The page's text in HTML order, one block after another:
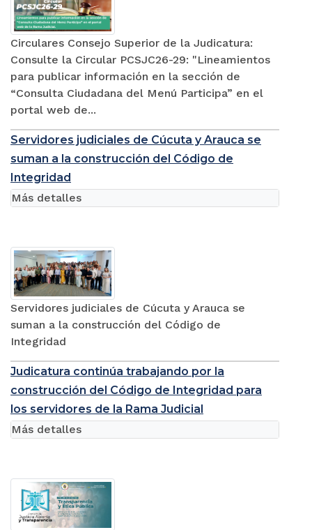
Circulares Consejo Superior de la Judicatura:
Consulte la Circular PCSJC26-29: "Lineamientos
para publicar información en la sección de
“Consulta Ciudadana del Menú Participa” en el
portal web de...
Servidores judiciales de Cúcuta y Arauca se
suman a la construcción del Código de
Integridad
Servidores judiciales de Cúcuta y Arauca se
suman a la construcción del Código de
Integridad
Más detalles
Judicatura continúa trabajando por la
construcción del Código de Integridad para
los servidores de la Rama Judicial
Más detalles